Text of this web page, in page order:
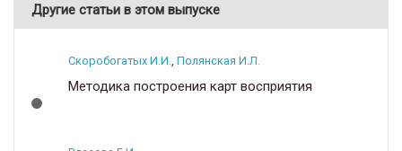
Другие статьи в этом выпуске
Скоробогатых И.И. Полянская И.Л.
Методика построения карт восприятия